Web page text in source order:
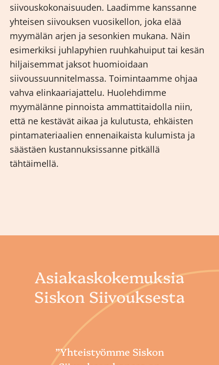
siivouskokonaisuuden. Laadimme kanssanne
yhteisen siivouksen vuosikellon, joka elää
myymälän arjen ja sesonkien mukana. Näin
esimerkiksi juhlapyhien ruuhkahuiput tai kesän
hiljaisemmat jaksot huomioidaan
siivoussuunnitelmassa. Toimintaamme ohjaa
vahva elinkaariajattelu. Huolehdimme
myymälänne pinnoista ammattitaidolla niin,
että ne kestävät aikaa ja kulutusta, ehkäisten
pintamateriaalien ennenaikaista kulumista ja
säästäen kustannuksissanne pitkällä
tähtäimellä.
Asiakaskokemuksia
Siskon Siivouksesta
”Yhteistyömme Siskon